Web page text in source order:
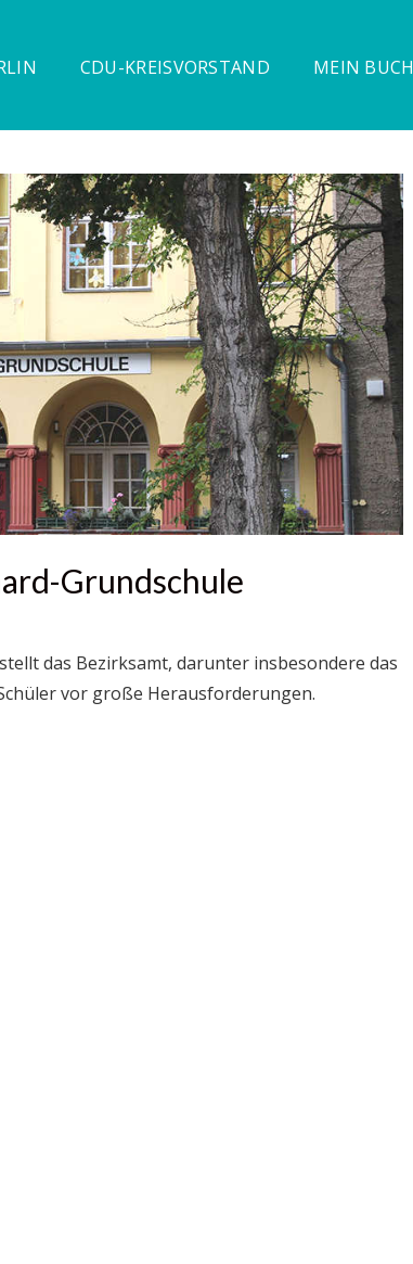
CDU-KREISVORSTAND MEIN BUCH
Grundschule
das Bezirksamt, darunter insbesondere das
vor große Herausforderungen.